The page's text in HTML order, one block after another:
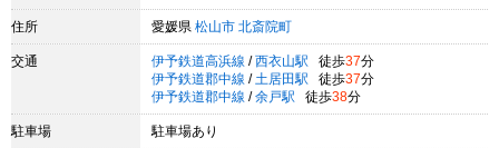
住所 愛媛県 松山市 北斎院町
交通 伊予鉄道高浜線 / 西衣山駅 徒歩37分
伊予鉄道郡中線 / 土居田駅 徒歩37分
伊予鉄道郡中線 / 余戸駅 徒歩38分
駐車場 駐車場あり